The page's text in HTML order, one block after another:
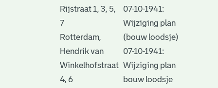
Rijstraat 1, 3, 5,
7
Rotterdam,
Hendrik van
Winkelhofstraat
4, 6
07-10-1941:
Wijziging plan
(bouw loodsje)
07-10-1941:
Wijziging plan
bouw loodsje